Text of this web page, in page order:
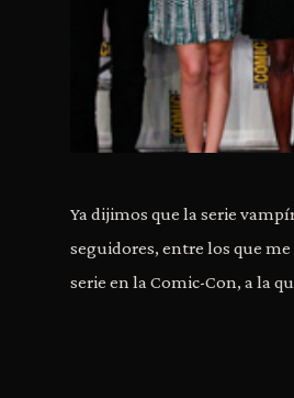
Ya dijimos que la serie
seguidores, entre los que
serie en la Comic-Con, a la